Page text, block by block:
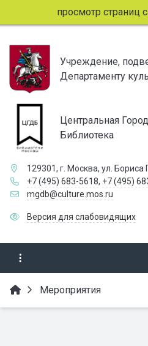
просмотр страниц
Учреждение,
Департаменту
Центральная
Библиотека
129301, г. Москва, ул. Бориса
+7 (495) 683-5618, +7 (495)
mgdb@culture.mos.ru
Версия для слабовидящих
Мероприятия